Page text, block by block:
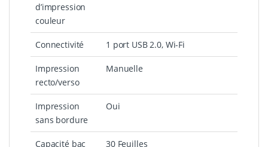
d’impression
couleur
Connectivité 1 port USB 2.0, Wi-Fi
Impression
recto/verso
Manuelle
Impression
sans bordure
Oui
Capacité bac 30 Feuilles